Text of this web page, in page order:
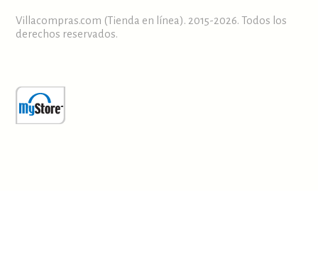
Villacompras.com (Tienda en línea). 2015-2026. Todos los
derechos reservados.